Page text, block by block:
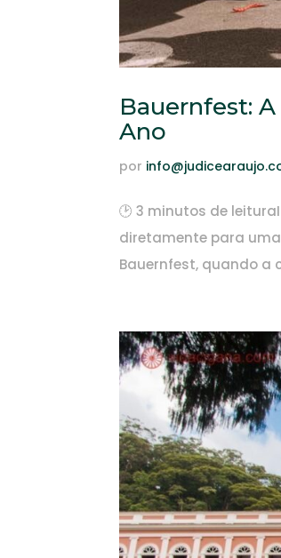
Bauernfest:
Ano
por
🕑 3 minutos de
diretamente para
Bauernfest, quando a